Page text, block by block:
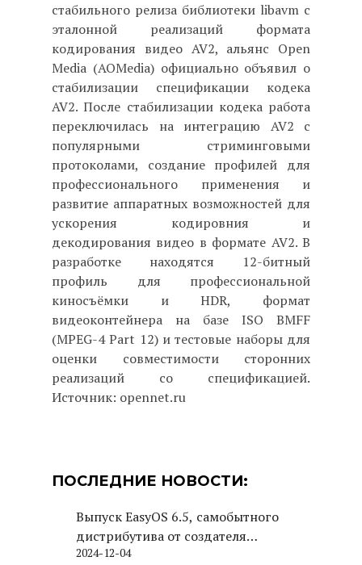
стабильного релиза библиотеки libavm с
эталонной реализаций формата
кодирования видео AV2, альянс Open
Media (AOMedia) официально объявил о
стабилизации спецификации кодека
AV2. После стабилизации кодека работа
переключилась на интеграцию AV2 с
популярными стриминговыми
протоколами, создание профилей для
профессионального применения и
развитие аппаратных возможностей для
ускорения кодировния и
декодирования видео в формате AV2. В
разработке находятся 12-битный
профиль для профессиональной
киносъёмки и HDR, формат
видеоконтейнера на базе ISO BMFF
(MPEG-4 Part 12) и тестовые наборы для
оценки совместимости сторонних
реализаций со спецификацией.
Источник: opennet.ru
ПОСЛЕДНИЕ НОВОСТИ:
Выпуск EasyOS 6.5, самобытного
дистрибутива от создателя
Puppy Linux
2024-12-04